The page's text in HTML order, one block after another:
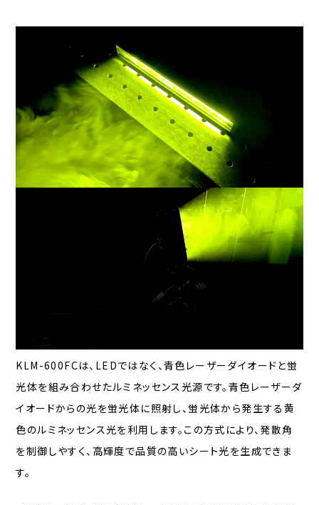
KLM-600FCは、LEDではなく、青色レーザーダイオードと蛍
光体を組み合わせたルミネッセンス光源です。青色レーザーダ
イオードからの光を蛍光体に照射し、蛍光体から発生する黄
色のルミネッセンス光を利用します。この方式により、発散角
を制御しやすく、高輝度で品質の高いシート光を生成できま
す。